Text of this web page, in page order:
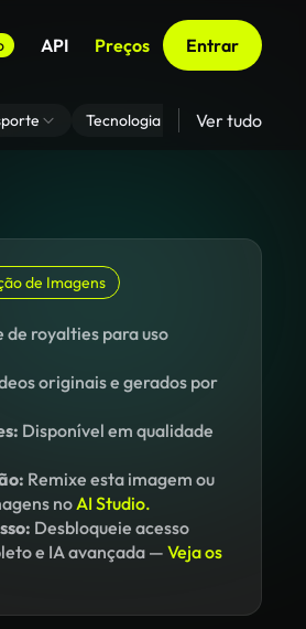
API Preços Entrar
Tecnologia Zoom De
Ver tudo
de Imagens
de royalties para uso
originais e gerados por
Disponível em qualidade
Remixe esta imagem ou
noAI Studio.
Desbloqueie acesso
e IA avançada —Veja os